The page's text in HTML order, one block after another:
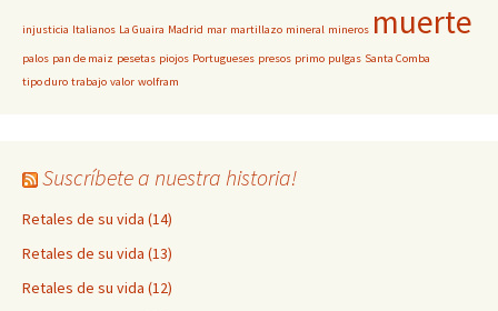
injusticia Italianos La Guaira Madrid mar martillazo mineral mineros muerte
palos pan de maiz pesetas piojos Portugueses presos primo pulgas Santa Comba
tipo duro trabajo valor wolfram
Suscríbete a nuestra historia!
Retales de su vida (14)
Retales de su vida (13)
Retales de su vida (12)